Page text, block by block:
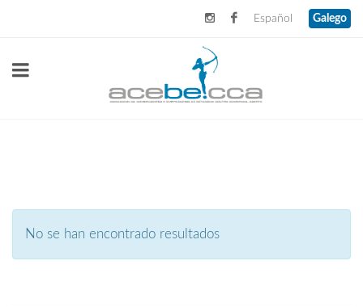
Español Galego
No se han encontrado resultados